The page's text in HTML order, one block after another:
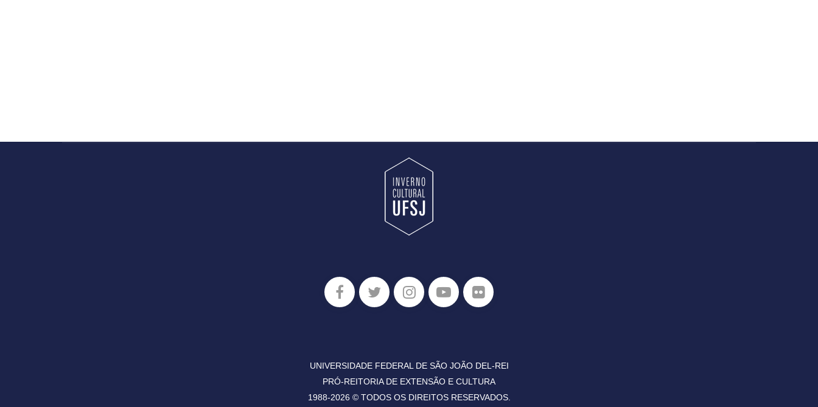
UNIVERSIDADE FEDERAL DE SÃO JOÃO DEL-REI
PRÓ-REITORIA DE EXTENSÃO E CULTURA
1988-2026 © TODOS OS DIREITOS RESERVADOS.